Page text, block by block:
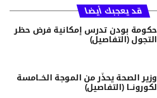
قد يعجبك أيضا
حكومة بودن تدرس إمكانية فرض حظر
التجول (التفاصيل)
وزير الصحة يحذّر من الموجة الخــامسة
لكورونــا (التفاصيل)